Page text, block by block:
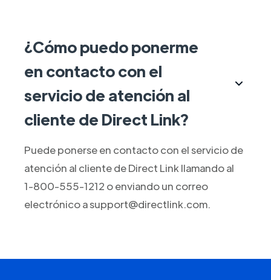
¿Cómo puedo ponerme
en contacto con el
servicio de atención al
cliente de Direct Link?
Puede ponerse en contacto con el servicio de
atención al cliente de Direct Link llamando al
1-800-555-1212 o enviando un correo
electrónico a support@directlink.com.